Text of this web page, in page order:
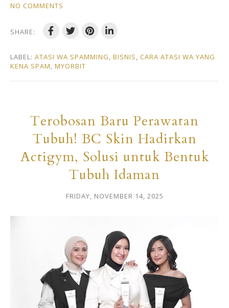
NO COMMENTS
SHARE:
LABEL: ATASI WA SPAMMING, BISNIS, CARA ATASI WA YANG
KENA SPAM, MYORBIT
Terobosan Baru Perawatan
Tubuh! BC Skin Hadirkan
Actigym, Solusi untuk Bentuk
Tubuh Idaman
FRIDAY, NOVEMBER 14, 2025